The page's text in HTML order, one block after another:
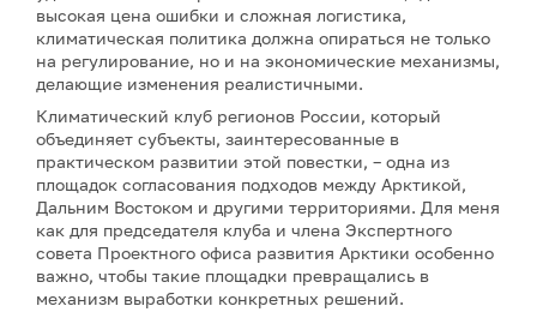
высокая цена ошибки и сложная логистика,
климатическая политика должна опираться не только
на регулирование, но и на экономические механизмы,
делающие изменения реалистичными.
Климатический клуб регионов России, который
объединяет субъекты, заинтересованные в
практическом развитии этой повестки, – одна из
площадок согласования подходов между Арктикой,
Дальним Востоком и другими территориями. Для меня
как для председателя клуба и члена Экспертного
совета Проектного офиса развития Арктики особенно
важно, чтобы такие площадки превращались в
механизм выработки конкретных решений.